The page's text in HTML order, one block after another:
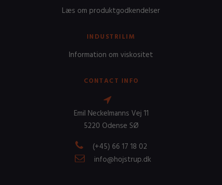
Læs om produktgodkendelser
INDUSTRILIM
Information om viskositet
CONTACT INFO
Emil Neckelmanns Vej 11
5220 Odense SØ
(+45) 66 17 18 02
info@hojstrup.dk